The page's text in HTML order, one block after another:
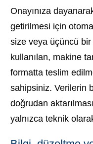
Onayınıza
getirilmesi için
size veya üçüncü
kullanılan, makine
formatta teslim
sahipsiniz. Verilerin
doğrudan
yalnızca teknik